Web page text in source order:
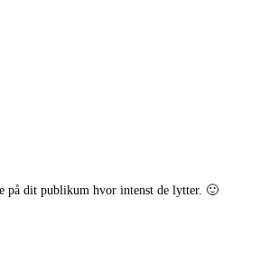
på dit publikum hvor intenst de lytter. 🙂